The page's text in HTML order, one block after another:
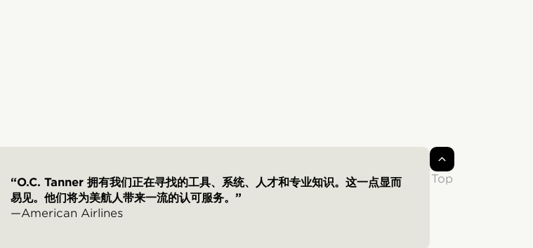
“O.C. Tanner 拥有我们正在寻找的工具、系统、人才和专业知识。这一点显而
易见。他们将为美航人带来一流的认可服务。”
—American Airlines
Top